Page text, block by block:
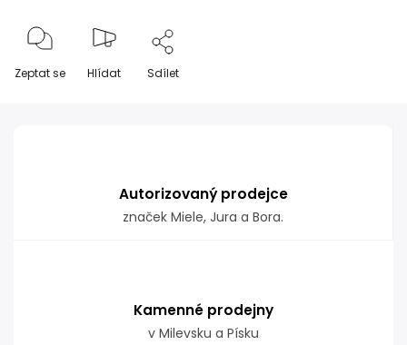
Zeptat se Hlídat Sdílet
Autorizovaný prodejce
značek Miele, Jura a Bora.
Kamenné prodejny
v Milevsku a Písku